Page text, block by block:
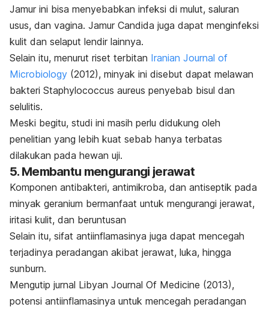
Jamur ini bisa menyebabkan infeksi di mulut, saluran
usus, dan vagina. Jamur Candida juga dapat menginfeksi
kulit dan selaput lendir lainnya.
Selain itu, menurut riset terbitan Iranian Journal of
Microbiology (2012), minyak ini disebut dapat melawan
bakteri Staphylococcus aureus penyebab bisul dan
selulitis.
Meski begitu, studi ini masih perlu didukung oleh
penelitian yang lebih kuat sebab hanya terbatas
dilakukan pada hewan uji.
5. Membantu mengurangi jerawat
Komponen antibakteri, antimikroba, dan antiseptik pada
minyak geranium bermanfaat untuk mengurangi jerawat,
iritasi kulit, dan beruntusan
Selain itu, sifat antiinflamasinya juga dapat mencegah
terjadinya peradangan akibat jerawat, luka, hingga
sunburn.
Mengutip jurnal Libyan Journal Of Medicine (2013),
potensi antiinflamasinya untuk mencegah peradangan